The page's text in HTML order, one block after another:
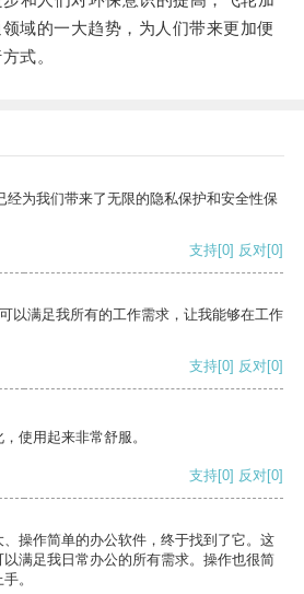
域的一大趋势，为人们带来更加便
式。
经为我们带来了无限的隐私保护和安全性保
支持[0] 反对[0]
以满足我所有的工作需求，让我能够在工作
支持[0] 反对[0]
使用起来非常舒服。
支持[0] 反对[0]
操作简单的办公软件，终于找到了它。这
满足我日常办公的所有需求。操作也很简
。